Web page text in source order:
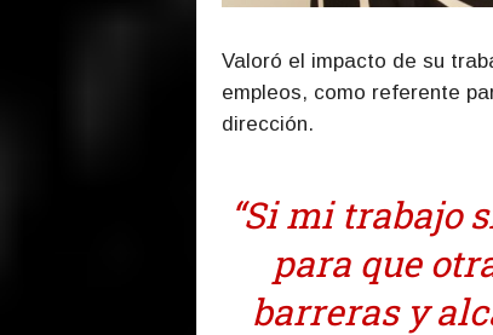
Valoró el impacto de su
empleos, como referente
dirección.
“Si mi trabajo
para que
barreras y